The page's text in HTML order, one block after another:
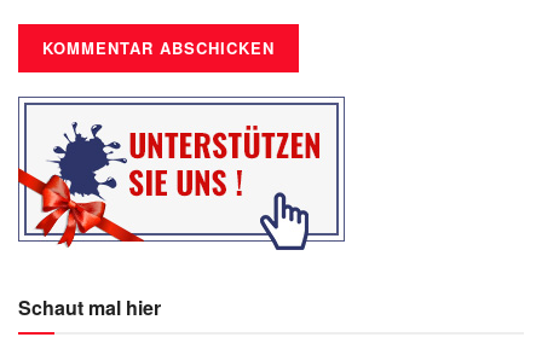
Schaut mal hier